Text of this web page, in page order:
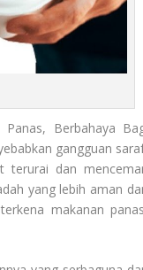
Berbahaya
gangguan
terurai dan
yang lebih aman
makanan